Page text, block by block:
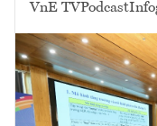
VnE TVPodcast